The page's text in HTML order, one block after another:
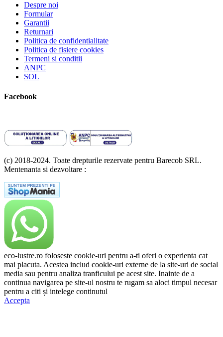
Despre noi
Formular
Garantii
Returnari
Politica de confidentialitate
Politica de fisiere cookies
Termeni si conditii
ANPC
SOL
Facebook
(c) 2018-2024. Toate drepturile rezervate pentru Barecob SRL.
Mentenanta si dezvoltare :
eco-lustre.ro foloseste cookie-uri pentru a-ti oferi o experienta cat
mai placuta. Acestea includ cookie-uri externe de la site-uri de social
media sau pentru analiza tranficului pe acest site. Inainte de a
continua navigarea pe site-ul nostru te rugam sa aloci timpul necesar
pentru a citi și intelege continutul
Accepta